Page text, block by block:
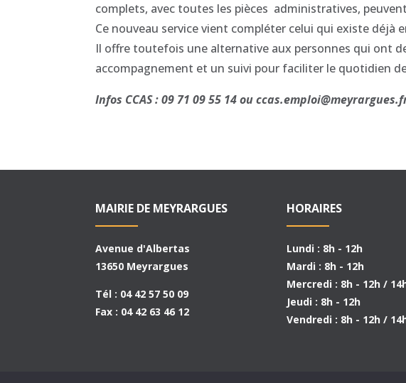
complets, avec toutes les pièces administratives,
Ce nouveau service vient compléter celui qui existe déjà
Il offre toutefois une alternative aux personnes qui ont
accompagnement et un suivi pour faciliter le quotidien
Infos CCAS : 09 71 09 55 14 ou
MAIRIE DE MEYRARGUES
Avenue d'Albertas
13650 Meyrargues
Tél : 04 42 57 50 09
Fax : 04 42 63 46 12
HORAIRES
Lundi : 8h - 12h
Mardi : 8h - 12h
Mercredi : 8h - 12h /
Jeudi : 8h - 12h
Vendredi : 8h - 12h /